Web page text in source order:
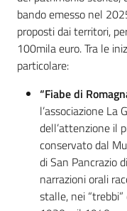
bando emesso nel
proposti dai territori,
100mila euro. Tra le
particolare:
“Fiabe di
l’associazione
dell’attenzione il
conservato dal
di San Pancrazio
narrazioni orali
stalle, nei